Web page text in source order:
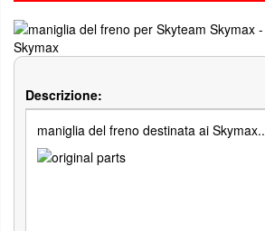
Descrizione:
maniglia del freno destinata ai Skymax..